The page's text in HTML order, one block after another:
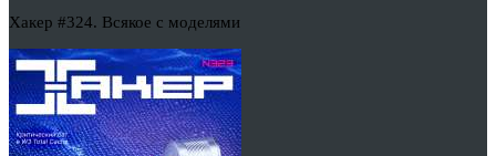
Хакер #324. Всякое с моделями